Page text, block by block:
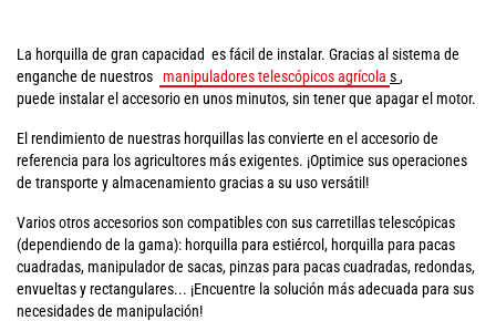
La horquilla de gran capacidad es fácil de instalar. Gracias al sistema de
enganche de nuestros
manipuladores telescópicos agrícola s,
puede instalar el accesorio en unos minutos, sin tener que apagar el motor.
El rendimiento de nuestras horquillas las convierte en el accesorio de
referencia para los agricultores más exigentes. ¡Optimice sus operaciones
de transporte y almacenamiento gracias a su uso versátil!
Varios otros accesorios son compatibles con sus carretillas telescópicas
(dependiendo de la gama): horquilla para estiércol, horquilla para pacas
cuadradas, manipulador de sacas, pinzas para pacas cuadradas, redondas,
envueltas y rectangulares... ¡Encuentre la solución más adecuada para sus
necesidades de manipulación!